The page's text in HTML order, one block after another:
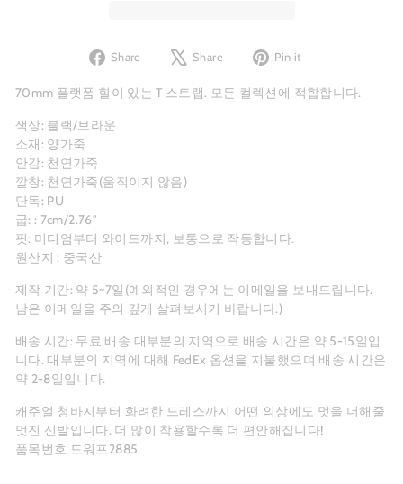
Share
Share
Facebook
Share
Tweet
X
Pin it
Pinterest
70mm 플랫폼 힐이 있는 T 스트랩. 모든 컬렉션에 적합합니다.
색상: 블랙/브라운
소재: 양가죽
안감: 천연가죽
깔창: 천연가죽(움직이지 않음)
단독: PU
굽: : 7cm/2.76"
핏: 미디엄부터 와이드까지, 보통으로 작동합니다.
원산지 : 중국산
제작 기간: 약 5~7일(예외적인 경우에는 이메일을 보내드립니다.
남은 이메일을 주의 깊게 살펴보시기 바랍니다.)
배송 시간: 무료 배송 대부분의 지역으로 배송 시간은 약 5-15일입
니다. 대부분의 지역에 대해 FedEx 옵션을 지불했으며 배송 시간은
약 2-8일입니다.
캐주얼 청바지부터 화려한 드레스까지 어떤 의상에도 멋을 더해줄
멋진 신발입니다. 더 많이 착용할수록 더 편안해집니다!
품목번호 드워프2885